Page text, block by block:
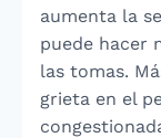
aumenta la
puede hacer
las tomas.
grieta en el